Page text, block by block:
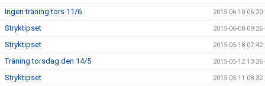
Ingen träning tors 11/6 2015-06-10 06:20
Stryktipset 2015-06-08 09:26
Stryktipset 2015-05-18 07:42
Träning torsdag den 14/5 2015-05-12 13:26
Stryktipset 2015-05-11 08:32